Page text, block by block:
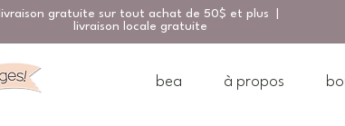
livraison gratuite sur tout achat de 50$ et plus |
livraison locale gratuite
bea à propos